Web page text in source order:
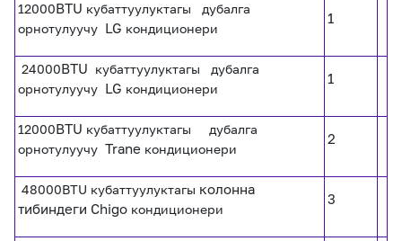
12000BTU кубаттуулуктагы дубалга
орнотулуучу LG кондиционери
1
24000BTU кубаттуулуктагы дубалга
орнотулуучу LG кондиционери
1
12000BTU кубаттуулуктагы дубалга
орнотулуучу Trane кондиционери
2
48000BTU кубаттуулуктагы колонна
тибиндеги Chigo кондиционери
3